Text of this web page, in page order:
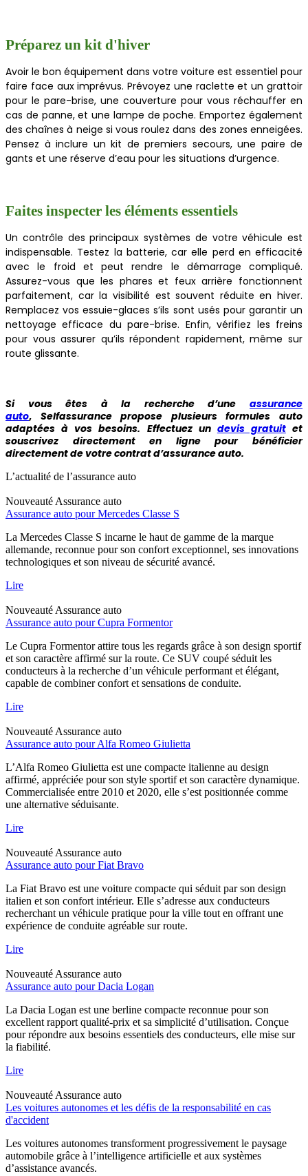
Préparez un kit d'hiver
Avoir le bon équipement dans votre voiture est essentiel pour
faire face aux imprévus. Prévoyez une raclette et un grattoir
pour le pare-brise, une couverture pour vous réchauffer en
cas de panne, et une lampe de poche. Emportez également
des chaînes à neige si vous roulez dans des zones enneigées.
Pensez à inclure un kit de premiers secours, une paire de
gants et une réserve d’eau pour les situations d’urgence.
Faites inspecter les éléments essentiels
Un contrôle des principaux systèmes de votre véhicule est
indispensable. Testez la batterie, car elle perd en efficacité
avec le froid et peut rendre le démarrage compliqué.
Assurez-vous que les phares et feux arrière fonctionnent
parfaitement, car la visibilité est souvent réduite en hiver.
Remplacez vos essuie-glaces s’ils sont usés pour garantir un
nettoyage efficace du pare-brise. Enfin, vérifiez les freins
pour vous assurer qu’ils répondent rapidement, même sur
route glissante.
Si vous êtes à la recherche d’une assurance
auto, Selfassurance propose plusieurs formules auto
adaptées à vos besoins. Effectuez un devis gratuitet
souscrivez directement en ligne pour bénéficier
directement de votre contrat d’assurance auto.
L’actualité de l’assurance auto
Nouveauté Assurance auto
Assurance auto pour Mercedes Classe S
La Mercedes Classe S incarne le haut de gamme de la marque
allemande, reconnue pour son confort exceptionnel, ses innovations
technologiques et son niveau de sécurité avancé.
Lire
Nouveauté Assurance auto
Assurance auto pour Cupra Formentor
Le Cupra Formentor attire tous les regards grâce à son design sportif
et son caractère affirmé sur la route. Ce SUV coupé séduit les
conducteurs à la recherche d’un véhicule performant et élégant,
capable de combiner confort et sensations de conduite.
Lire
Nouveauté Assurance auto
Assurance auto pour Alfa Romeo Giulietta
L’Alfa Romeo Giulietta est une compacte italienne au design
affirmé, appréciée pour son style sportif et son caractère dynamique.
Commercialisée entre 2010 et 2020, elle s’est positionnée comme
une alternative séduisante.
Lire
Nouveauté Assurance auto
Assurance auto pour Fiat Bravo
La Fiat Bravo est une voiture compacte qui séduit par son design
italien et son confort intérieur. Elle s’adresse aux conducteurs
recherchant un véhicule pratique pour la ville tout en offrant une
expérience de conduite agréable sur route.
Lire
Nouveauté Assurance auto
Assurance auto pour Dacia Logan
La Dacia Logan est une berline compacte reconnue pour son
excellent rapport qualité-prix et sa simplicité d’utilisation. Conçue
pour répondre aux besoins essentiels des conducteurs, elle mise sur
la fiabilité.
Lire
Nouveauté Assurance auto
Les voitures autonomes et les défis de la responsabilité en cas
d'accident
Les voitures autonomes transforment progressivement le paysage
automobile grâce à l’intelligence artificielle et aux systèmes
d’assistance avancés.